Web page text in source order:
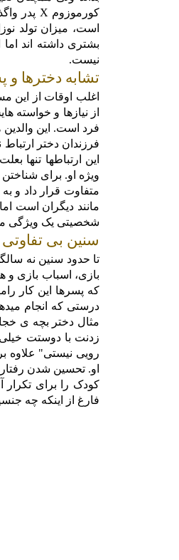
کورموزوم X پدر
است، میزان تولد
بشتری داشته اند
نیست.
تشابه دخترها و
اغلب اوقات از این
از نیازها و
فرد است. این والدین
فرزندان دختر ارتباط
این ارتباطها تنها
ویژه او. برای شناختن
متفاوت قرار داد و
مانند دیگران است
شخصیتی یک ویژگی
سنین بی تفاوتی
تا حدود سنین نه
بازی، اسباب بازی و
که پسرها این کار
درستی که انجام
مثال دختر بچه ی
زدنت با دوستت
رویی نیستی" علاوه
او. تحسین شدن
کودک را برای
فارغ از اینکه چه